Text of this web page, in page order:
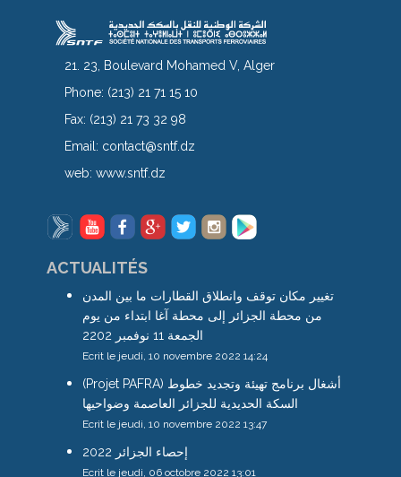
21. 23, Boulevard Mohamed V, Alger
Phone: (213) 21 71 15 10
Fax: (213) 21 73 32 98
Email: contact@sntf.dz
web:www.sntf.dz
ACTUALITÉS
تغيير مكان توقف وانطلاق القطارات ما بين المدن
من محطة الجزائر إلى محطة آغا ابتداء من يوم
الجمعة 11 نوفمبر 2202
Ecrit le jeudi, 10 novembre 2022 14:24
(Projet PAFRA) أشغال برنامج تهيئة وتجديد خطوط
السكة الحديدية للجزائر العاصمة وضواحيها
Ecrit le jeudi, 10 novembre 2022 13:47
إحصاء الجزائر 2022
Ecrit le jeudi, 06 octobre 2022 13:01